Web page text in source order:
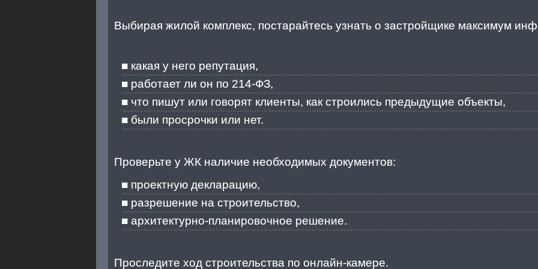
Выбирая жилой комплекс, постарайтесь узнать о застройщике максимум
какая у него репутация,
работает ли он по 214-ФЗ,
что пишут или говорят клиенты, как строились предыдущие объекты,
были просрочки или нет.
Проверьте у ЖК наличие необходимых документов:
проектную декларацию,
разрешение на строительство,
архитектурно-планировочное решение.
Проследите ход строительства по онлайн-камере.